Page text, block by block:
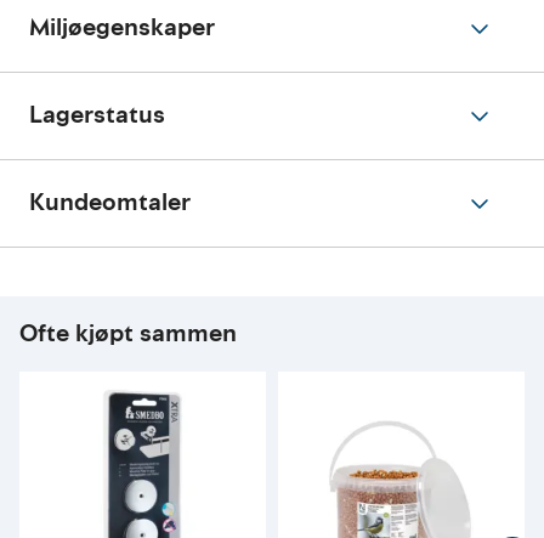
Miljøegenskaper
Lagerstatus
Kundeomtaler
Ofte kjøpt sammen